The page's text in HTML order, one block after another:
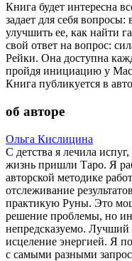
Книга будет интересна
задает для себя
улучшить ее, как найти
свой ответ на вопрос:
Рейки. Она доступна
пройдя инициацию у
Книга публикуется в
об авторе
Ольга Кислицина
С детства я лечила
жизнь пришли Таро. Я
авторской методике
отслеживание
практикую Руны. Это
решение проблемы, но
непредсказуемо.
исцеление энергией. Я
с самыми разными